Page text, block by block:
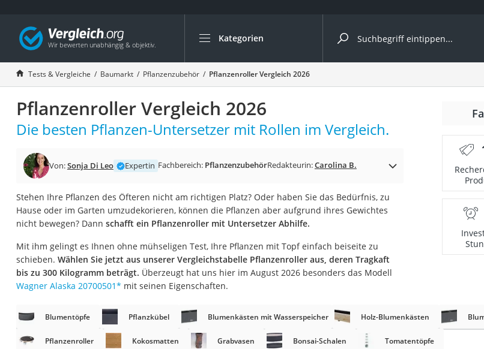
Kategorien
Die beliebtesten Vergleiche nach Kategorie
Baumarkt
Tresor feuerfest
Makita-Akku-Rasenmäher
Kappsäge
Akku-Rasentrimmer
Split-Klimaanlage 2 Innengeräte
Pelletofen
Tiefbrunnenpumpe
Fliesenschneider
Doppelschleifer
Überwachungskamera
Tests & Vergleiche Baumarkt Pflanzenzubehör Pflanzenroller Vergleich 2026
Pflanzenroller Vergleich 2026
Die besten Pflanzen-Untersetzer mit Rollen im Vergleich.
Von:Sonja Di Leo Expertin Fachbereich: PflanzenzubehörRedakteurin:Carolina B.
Stehen Ihre Pflanzen des Öfteren nicht am richtigen Platz? Oder haben Sie das Bedürfnis, zu
Hause oder im Garten umzudekorieren, können die Pflanzen aber aufgrund ihres Gewichtes
nicht bewegen? Dann schafft ein Pflanzenroller mit Untersetzer Abhilfe.
Mit ihm gelingt es Ihnen ohne mühseligen Test, Ihre Pflanzen mit Topf einfach beiseite zu
schieben. Wählen Sie jetzt aus unserer Vergleichstabelle Pflanzenroller aus, deren Tragkaft
bis zu 300 Kilogramm beträgt. Überzeugt hat uns hier im August 2026 besonders das Modell
Wagner Alaska 20700501* mit seinen Eigenschaften.
Blumentöpfe Pflanzkübel Blumenkästen mit Wasserspeicher Holz-Blumenkästen
Pflanzenroller Kokosmatten Grabvasen Bonsai-Schalen Tomatentöpfe